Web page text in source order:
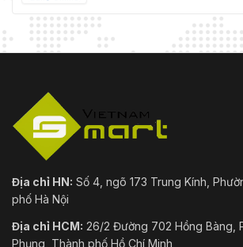
Địa chỉ HN: Số 4, ngõ 173 Trung Kính,
phố Hà Nội
Địa chỉ HCM: 26/2 Đường 702 Hồng Bàng,
Phụng, Thành phố Hồ Chí Minh